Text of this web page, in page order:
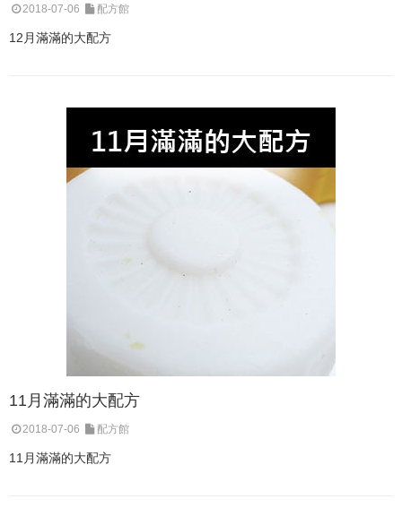
2018-07-06 配方館
12月滿滿的大配方
11月滿滿的大配方
2018-07-06 配方館
11月滿滿的大配方